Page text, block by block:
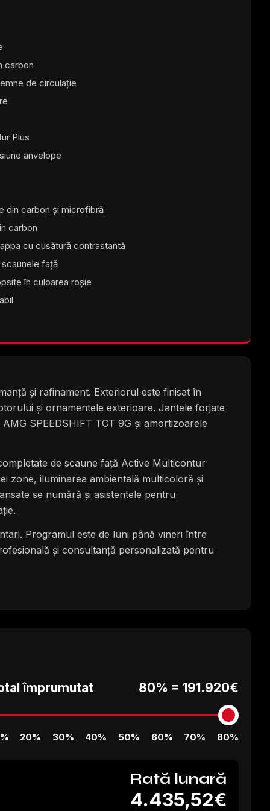
carbon
de circulație
Plus
anvelope
din carbon și microfibră
carbon
cu cusătură contrastantă
față
în culoarea roșie
și rafinament. Exteriorul este finisat în
și ornamentele exterioare. Jantele forjate
SPEEDSHIFT TCT 9G și amortizoarele
de scaune față Active Multicontur
zone, iluminarea ambientală multicoloră și
se numără și asistentele pentru
Programul este de luni până vineri între
și consultanță personalizată pentru
împrumutat 80% = 191.920€
20% 30% 40% 50% 60% 70% 80%
Rată lunară
4.435,52€